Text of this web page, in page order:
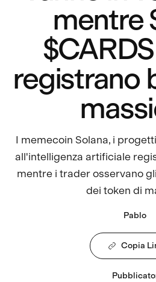
mentre
registrano
I memecoin Solana, i
all'intelligenza artificiale
mentre i trader osservano
dei token di
Pablo
Copia
Pubblicato